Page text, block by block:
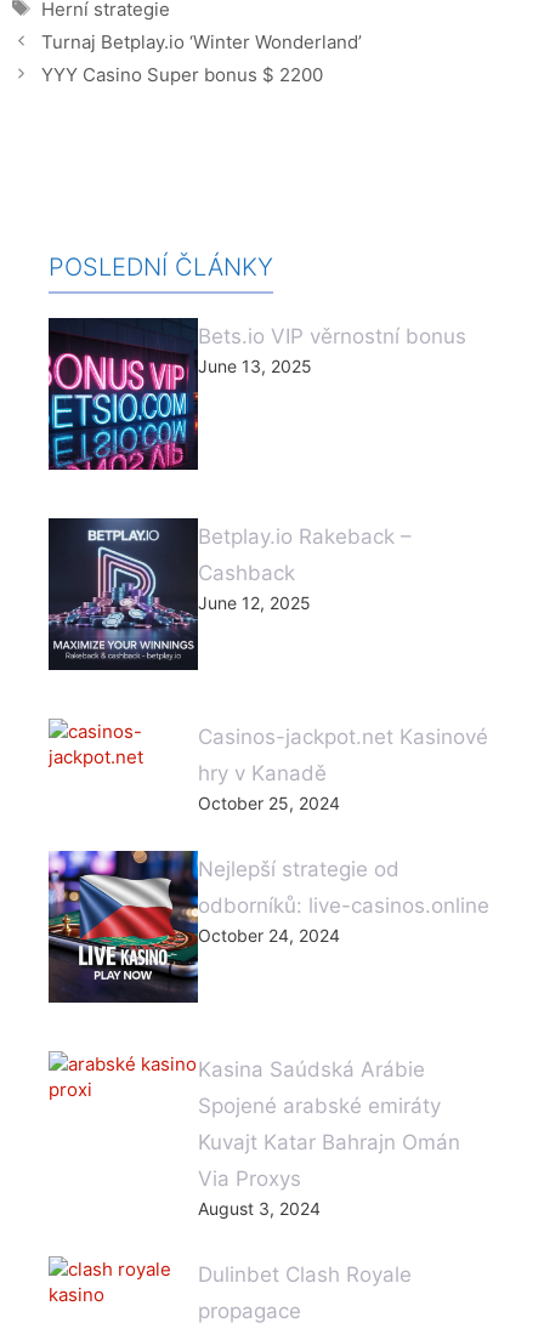
Herní strategie
Turnaj Betplay.io ‘Winter Wonderland’
YYY Casino Super bonus $ 2200
POSLEDNÍ ČLÁNKY
Bets.io VIP věrnostní bonus
June 13, 2025
Betplay.io Rakeback –
Cashback
June 12, 2025
Casinos-jackpot.net Kasinové
hry v Kanadě
October 25, 2024
Nejlepší strategie od
odborníků: live-casinos.online
October 24, 2024
Kasina Saúdská Arábie
Spojené arabské emiráty
Kuvajt Katar Bahrajn Omán
Via Proxys
August 3, 2024
Dulinbet Clash Royale
propagace